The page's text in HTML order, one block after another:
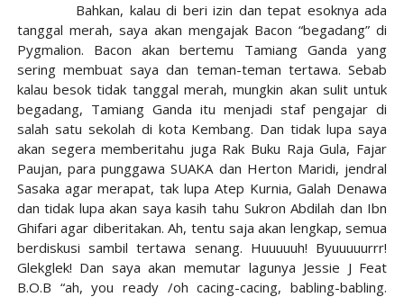
Bahkan, kalau di beri izin dan tepat esoknya ada
tanggal merah, saya akan mengajak Bacon “begadang” di
Pygmalion. Bacon akan bertemu Tamiang Ganda yang
sering membuat saya dan teman-teman tertawa. Sebab
kalau besok tidak tanggal merah, mungkin akan sulit untuk
begadang, Tamiang Ganda itu menjadi staf pengajar di
salah satu sekolah di kota Kembang. Dan tidak lupa saya
akan segera memberitahu juga Rak Buku Raja Gula, Fajar
Paujan, para punggawa SUAKA dan Herton Maridi, jendral
Sasaka agar merapat, tak lupa Atep Kurnia, Galah Denawa
dan tidak lupa akan saya kasih tahu Sukron Abdilah dan Ibn
Ghifari agar diberitakan. Ah, tentu saja akan lengkap, semua
berdiskusi sambil tertawa senang. Huuuuuh! Byuuuuurrr!
Glekglek! Dan saya akan memutar lagunya Jessie J Feat
B.O.B “ah, you ready /oh cacing-cacing, babling-babling.